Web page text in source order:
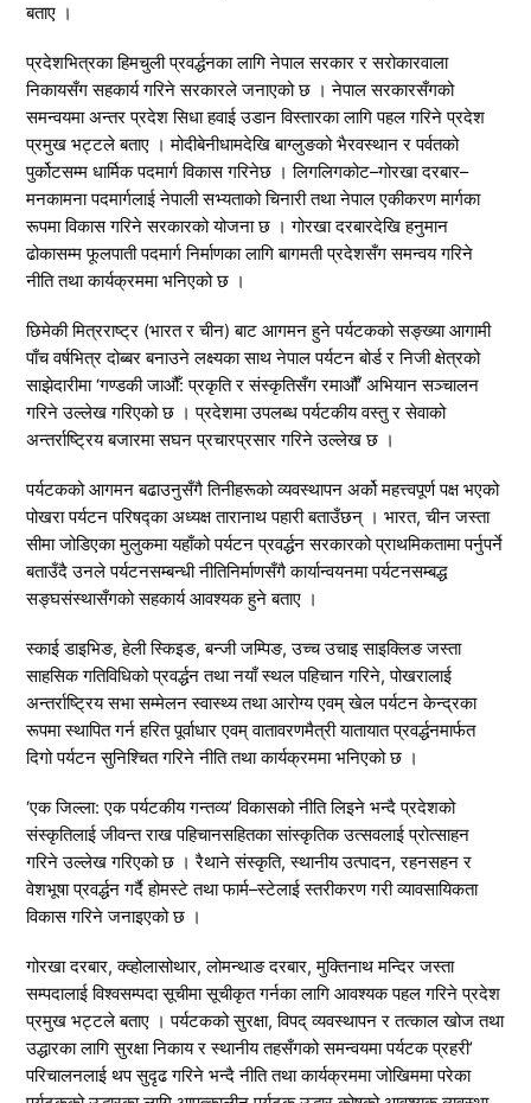
बताए ।
प्रदेशभित्रका हिमचुली प्रवर्द्धनका लागि नेपाल सरकार र सरोकारवाला
निकायसँग सहकार्य गरिने सरकारले जनाएको छ । नेपाल सरकारसँगको
समन्वयमा अन्तर प्रदेश सिधा हवाई उडान विस्तारका लागि पहल गरिने प्रदेश
प्रमुख भट्टले बताए । मोदीबेनीधामदेखि बाग्लुङको भैरवस्थान र पर्वतको
पुर्कोटसम्म धार्मिक पदमार्ग विकास गरिनेछ । लिगलिगकोट–गोरखा दरबार–
मनकामना पदमार्गलाई नेपाली सभ्यताको चिनारी तथा नेपाल एकीकरण मार्गका
रूपमा विकास गरिने सरकारको योजना छ । गोरखा दरबारदेखि हनुमान
ढोकासम्म फूलपाती पदमार्ग निर्माणका लागि बागमती प्रदेशसँग समन्वय गरिने
नीति तथा कार्यक्रममा भनिएको छ ।
छिमेकी मित्रराष्ट्र (भारत र चीन) बाट आगमन हुने पर्यटकको सङ्ख्या आगामी
पाँच वर्षभित्र दोब्बर बनाउने लक्ष्यका साथ नेपाल पर्यटन बोर्ड र निजी क्षेत्रको
साझेदारीमा ‘गण्डकी जाऔँ: प्रकृति र संस्कृतिसँग रमाऔँ’ अभियान सञ्चालन
गरिने उल्लेख गरिएको छ । प्रदेशमा उपलब्ध पर्यटकीय वस्तु र सेवाको
अन्तर्राष्ट्रिय बजारमा सघन प्रचारप्रसार गरिने उल्लेख छ ।
पर्यटकको आगमन बढाउनुसँगै तिनीहरूको व्यवस्थापन अर्को महत्त्वपूर्ण पक्ष भएको
पोखरा पर्यटन परिषद्का अध्यक्ष तारानाथ पहारी बताउँछन् । भारत, चीन जस्ता
सीमा जोडिएका मुलुकमा यहाँको पर्यटन प्रवर्द्धन सरकारको प्राथमिकतामा पर्नुपर्ने
बताउँदै उनले पर्यटनसम्बन्धी नीतिनिर्माणसँगै कार्यान्वयनमा पर्यटनसम्बद्ध
सङ्घसंस्थासँगको सहकार्य आवश्यक हुने बताए ।
स्काई डाइभिङ, हेली स्किइङ, बन्जी जम्पिङ, उच्च उचाइ साइक्लिङ जस्ता
साहसिक गतिविधिको प्रवर्द्धन तथा नयाँ स्थल पहिचान गरिने, पोखरालाई
अन्तर्राष्ट्रिय सभा सम्मेलन स्वास्थ्य तथा आरोग्य एवम् खेल पर्यटन केन्द्रका
रूपमा स्थापित गर्न हरित पूर्वाधार एवम् वातावरणमैत्री यातायात प्रवर्द्धनमार्फत
दिगो पर्यटन सुनिश्चित गरिने नीति तथा कार्यक्रममा भनिएको छ ।
‘एक जिल्ला: एक पर्यटकीय गन्तव्य’ विकासको नीति लिइने भन्दै प्रदेशको
संस्कृतिलाई जीवन्त राख पहिचानसहितका सांस्कृतिक उत्सवलाई प्रोत्साहन
गरिने उल्लेख गरिएको छ । रैथाने संस्कृति, स्थानीय उत्पादन, रहनसहन र
वेशभूषा प्रवर्द्धन गर्दै होमस्टे तथा फार्म–स्टेलाई स्तरीकरण गरी व्यावसायिकता
विकास गरिने जनाइएको छ ।
गोरखा दरबार, क्व्होलासोथार, लोमन्थाङ दरबार, मुक्तिनाथ मन्दिर जस्ता
सम्पदालाई विश्वसम्पदा सूचीमा सूचीकृत गर्नका लागि आवश्यक पहल गरिने प्रदेश
प्रमुख भट्टले बताए । पर्यटकको सुरक्षा, विपद् व्यवस्थापन र तत्काल खोज तथा
उद्धारका लागि सुरक्षा निकाय र स्थानीय तहसँगको समन्वयमा पर्यटक प्रहरी’
परिचालनलाई थप सुदृढ गरिने भन्दै नीति तथा कार्यक्रममा जोखिममा परेका